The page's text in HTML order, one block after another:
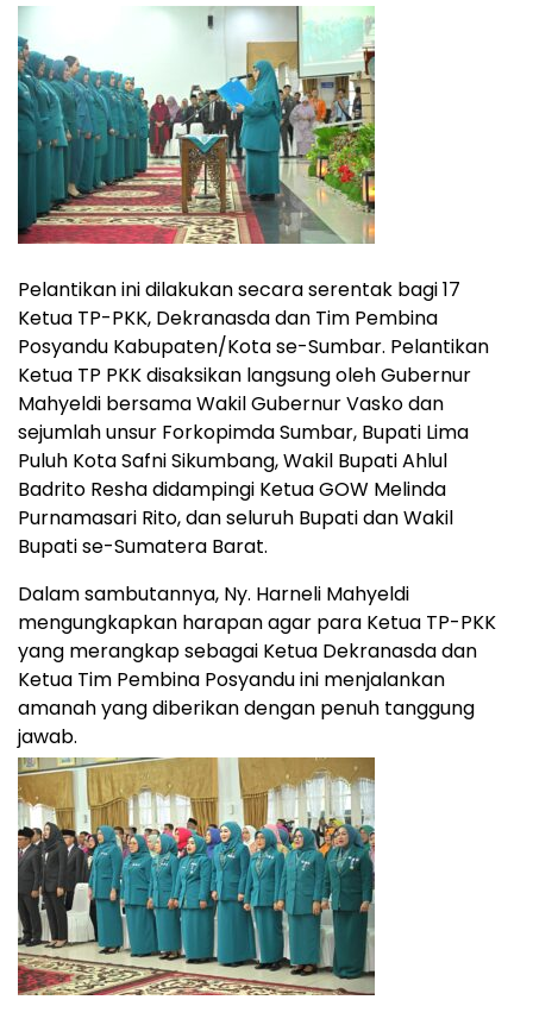
Pelantikan ini dilakukan secara serentak bagi 17
Ketua TP-PKK, Dekranasda dan Tim Pembina
Posyandu Kabupaten/Kota se-Sumbar. Pelantikan
Ketua TP PKK disaksikan langsung oleh Gubernur
Mahyeldi bersama Wakil Gubernur Vasko dan
sejumlah unsur Forkopimda Sumbar, Bupati Lima
Puluh Kota Safni Sikumbang, Wakil Bupati Ahlul
Badrito Resha didampingi Ketua GOW Melinda
Purnamasari Rito, dan seluruh Bupati dan Wakil
Bupati se-Sumatera Barat.
Dalam sambutannya, Ny. Harneli Mahyeldi
mengungkapkan harapan agar para Ketua TP-PKK
yang merangkap sebagai Ketua Dekranasda dan
Ketua Tim Pembina Posyandu ini menjalankan
amanah yang diberikan dengan penuh tanggung
jawab.